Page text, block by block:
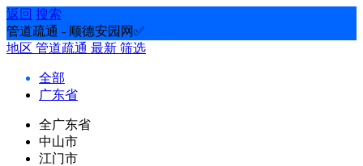
返回 搜索
管道疏通 - 顺德安园网✅
地区 管道疏通 最新 筛选
全部
广东省
全广东省
中山市
江门市